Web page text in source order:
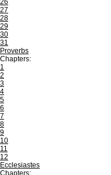
26
27
28
29
30
31
Proverbs
Chapters:
1
2
3
4
5
6
7
8
9
10
11
12
Ecclesiastes
Chapters: